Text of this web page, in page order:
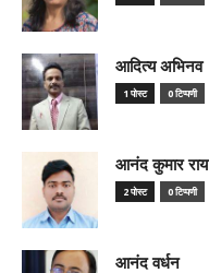
आदित्य अभिनव
1 पोस्ट 0 टिप्पणी
आनंद कुमार राय
2 पोस्ट 0 टिप्पणी
आनंद वर्धन